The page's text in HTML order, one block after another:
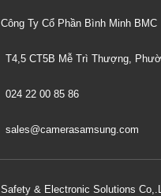
Công Ty Cổ Phần Bình Minh BMC
T4,5 CT5B Mễ Trì Thượng,
024 22 00 85 86
sales@camerasamsung.com
Safety & Electronic Solutions